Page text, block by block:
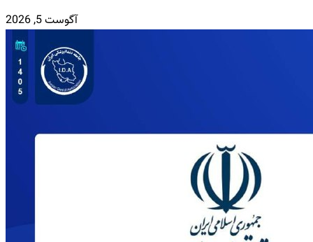
آگوست 5, 2026